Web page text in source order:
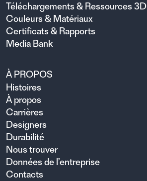
Téléchargements & Ressources 3D
Couleurs & Matériaux
Certificats & Rapports
Media Bank
À PROPOS
Histoires
À propos
Carrières
Designers
Durabilité
Nous trouver
Données de l’entreprise
Contacts